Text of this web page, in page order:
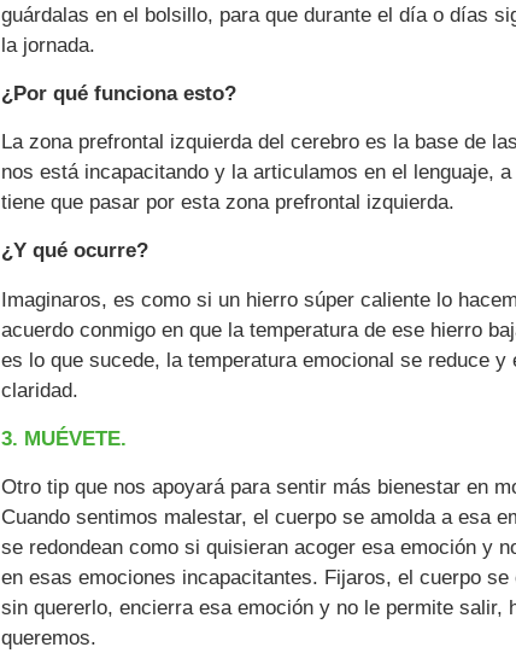
guárdalas en el bolsillo, para que durante el día o días
la jornada.
¿Por qué funciona esto?
La zona prefrontal izquierda del cerebro es la base de
nos está incapacitando y la articulamos en el lenguaje,
tiene que pasar por esta zona prefrontal izquierda.
¿Y qué ocurre?
Imaginaros, es como si un hierro súper caliente lo
acuerdo conmigo en que la temperatura de ese hierro
es lo que sucede, la temperatura emocional se reduce
claridad.
3. MUÉVETE.
Otro tip que nos apoyará para sentir más bienestar en
Cuando sentimos malestar, el cuerpo se amolda a esa
se redondean como si quisieran acoger esa emoción y
en esas emociones incapacitantes. Fijaros, el cuerpo
sin quererlo, encierra esa emoción y no le permite salir,
queremos.